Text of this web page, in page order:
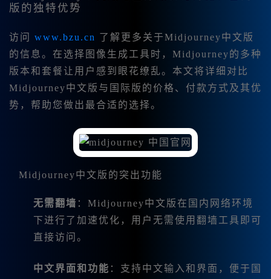
版的独特优势
访问 www.bzu.cn 了解更多关于Midjourney中文版
的信息。在选择图像生成工具时，Midjourney的多种
版本和套餐让用户感到眼花缭乱。本文将详细对比
Midjourney中文版与国际版的价格、付款方式及其优
势，帮助您做出最合适的选择。
Midjourney中文版的突出功能
无需翻墙 ：Midjourney中文版在国内网络环境
下进行了加速优化，用户无需使用翻墙工具即可
直接访问。
中文界面和功能 ：支持中文输入和界面，便于国